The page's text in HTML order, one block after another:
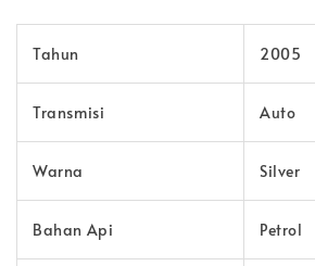
Tahun 2005
Transmisi Auto
Warna Silver
Bahan Api Petrol